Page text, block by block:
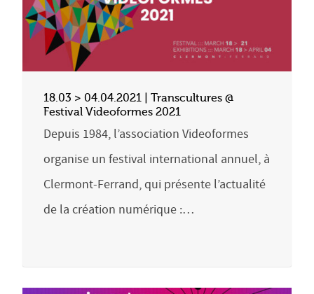
18.03 > 04.04.2021 | Transcultures @
Festival Videoformes 2021
Depuis 1984, l’association Videoformes
organise un festival international annuel, à
Clermont-Ferrand, qui présente l’actualité
de la création numérique :…